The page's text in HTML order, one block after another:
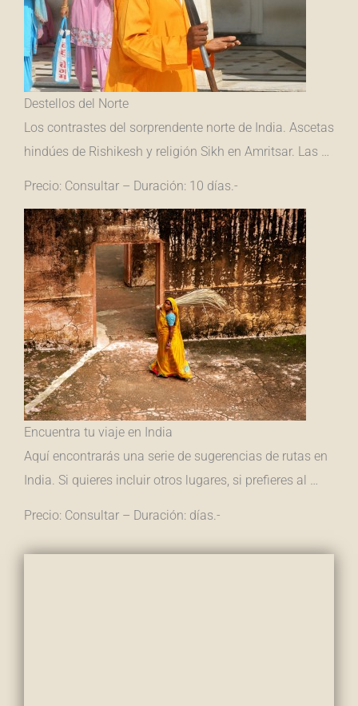
Destellos del Norte
Los contrastes del sorprendente norte de India. Ascetas
hindúes de Rishikesh y religión Sikh en Amritsar. Las …
Precio: Consultar – Duración: 10 días.-
Encuentra tu viaje en India
Aquí encontrarás una serie de sugerencias de rutas en
India. Si quieres incluir otros lugares, si prefieres al …
Precio: Consultar – Duración: días.-